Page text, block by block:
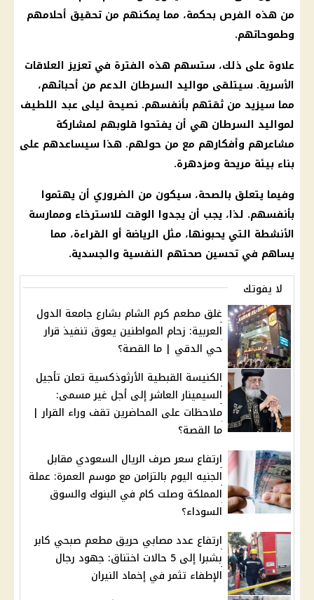
من هذه الفرص بحكمة، مما يمكنهم من تحقيق أحلامهم
وطموحاتهم.
علاوة على ذلك، ستسهم هذه الفترة في تعزيز العلاقات
الأسرية. سيتلقى مواليد السرطان الدعم من أحبائهم،
مما سيزيد من ثقتهم بأنفسهم. نصيحة ليلى عبد اللطيف
لمواليد السرطان هي أن يفتحوا قلوبهم لمشاركة
مشاعرهم وأفكارهم مع من حولهم. هذا سيساعدهم على
بناء بيئة مريحة ومزدهرة.
وفيما يتعلق بالصحة، سيكون من الضروري أن يهتموا
بأنفسهم. لذا، يجب أن يجدوا الوقت للاسترخاء وممارسة
الأنشطة التي يحبونها، مثل الرياضة أو القراءة، مما
يساهم في تحسين صحتهم النفسية والجسدية.
لا يفوتك
غلق مطعم كرم الشام بشارع جامعة الدول
العربية: زحام المواطنين يعوق تنفيذ قرار
حي الدقي | ما القصة؟
الكنيسة القبطية الأرثوذكسية تعلن تأجيل
السيمينار العاشر إلى أجل غير مسمى:
ملاحظات على المحاضرين تقف وراء القرار |
ما القصة؟
ارتفاع سعر صرف الريال السعودي مقابل
الجنيه اليوم بالتزامن مع موسم العمرة: عملة
المملكة وصلت كام في البنوك والسوق
السوداء؟
ارتفاع عدد مصابي حريق مطعم صبحي كابر
بشبرا إلى 5 حالات اختناق: جهود رجال
الإطفاء تثمر في إخماد النيران